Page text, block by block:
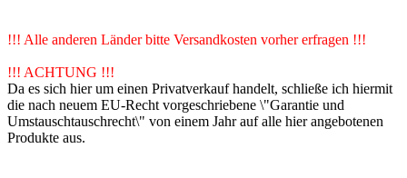
!!! Alle anderen Länder bitte Versandkosten vorher erfragen !!!
!!! ACHTUNG !!!
Da es sich hier um einen Privatverkauf handelt, schließe ich hiermit
die nach neuem EU-Recht vorgeschriebene \"Garantie und
Umstauschtauschrecht\" von einem Jahr auf alle hier angebotenen
Produkte aus.